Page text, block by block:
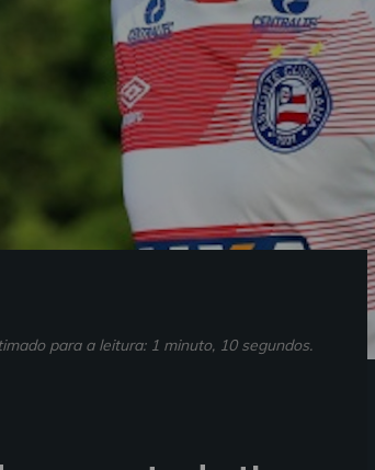
para a leitura: 1 minuto, 10 segundos.